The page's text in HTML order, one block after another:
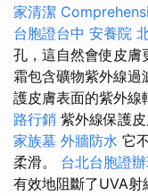
家清潔
台胞證台中 安養院
孔，這自然會使皮膚
霜包含礦物紫外線過
護皮膚表面的紫外線
路行銷 紫外線保護
家族墓 外牆防水 它
柔滑。 台北台胞證
有效地阻斷了UVA射